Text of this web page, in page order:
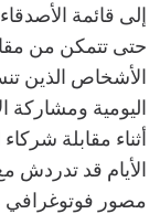
إلى قائمة
حتى تتمكن من
الأشخاص الذين
اليومية ومشاركة
أثناء مقابلة
الأيام قد تدردش
مصور فوتوغرافي